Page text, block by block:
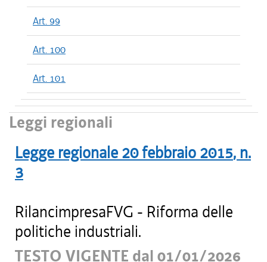
Art. 99
Art. 100
Art. 101
Leggi regionali
Legge regionale 20 febbraio 2015, n.
3
RilancimpresaFVG - Riforma delle
politiche industriali.
TESTO VIGENTE dal 01/01/2026